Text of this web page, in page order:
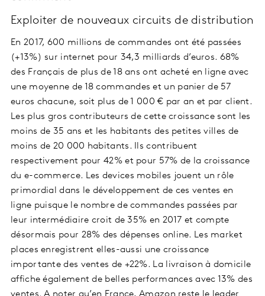
Exploiter de nouveaux circuits de distribution
En 2017, 600 millions de commandes ont été passées
(+13%) sur internet pour 34,3 milliards d’euros. 68%
des Français de plus de 18 ans ont acheté en ligne avec
une moyenne de 18 commandes et un panier de 57
euros chacune, soit plus de 1 000 € par an et par client.
Les plus gros contributeurs de cette croissance sont les
moins de 35 ans et les habitants des petites villes de
moins de 20 000 habitants. Ils contribuent
respectivement pour 42% et pour 57% de la croissance
du e-commerce. Les devices mobiles jouent un rôle
primordial dans le développement de ces ventes en
ligne puisque le nombre de commandes passées par
leur intermédiaire croit de 35% en 2017 et compte
désormais pour 28% des dépenses online. Les market
places enregistrent elles-aussi une croissance
importante des ventes de +22%. La livraison à domicile
affiche également de belles performances avec 13% des
ventes. A noter qu’en France, Amazon reste le leader